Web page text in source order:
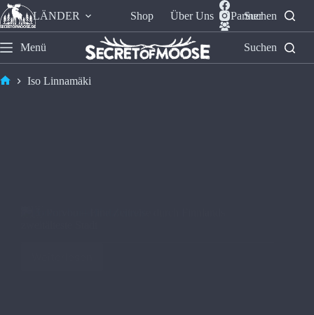
LÄNDER Shop Über Uns Partner
Suchen
Menü Suchen
Iso Linnamäki